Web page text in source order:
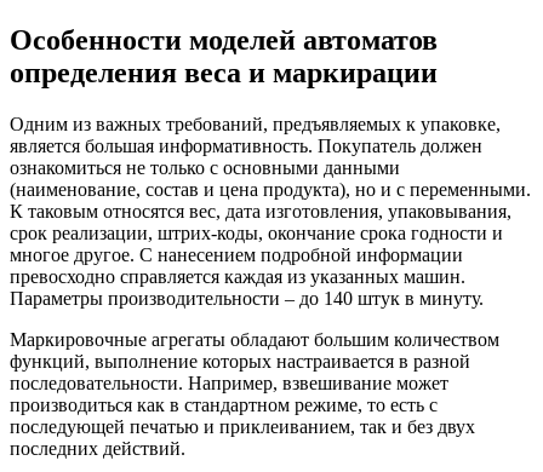
Особенности моделей автоматов
определения веса и маркирации
Одним из важных требований, предъявляемых к упаковке,
является большая информативность. Покупатель должен
ознакомиться не только с основными данными
(наименование, состав и цена продукта), но и с переменными.
К таковым относятся вес, дата изготовления, упаковывания,
срок реализации, штрих-коды, окончание срока годности и
многое другое. С нанесением подробной информации
превосходно справляется каждая из указанных машин.
Параметры производительности – до 140 штук в минуту.
Маркировочные агрегаты обладают большим количеством
функций, выполнение которых настраивается в разной
последовательности. Например, взвешивание может
производиться как в стандартном режиме, то есть с
последующей печатью и приклеиванием, так и без двух
последних действий.